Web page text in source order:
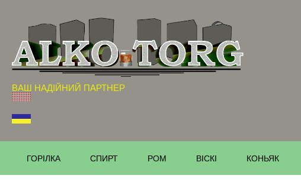
ВАШ НАДІЙНИЙ ПАРТНЕР
ГОРІЛКА СПИРТ РОМ ВІСКІ КОНЬЯК